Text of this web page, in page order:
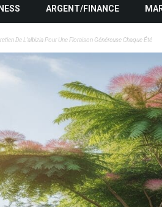
ARGENT/FINANCE
De L’albizia Pour Une Floraison Généreuse Chaque Été